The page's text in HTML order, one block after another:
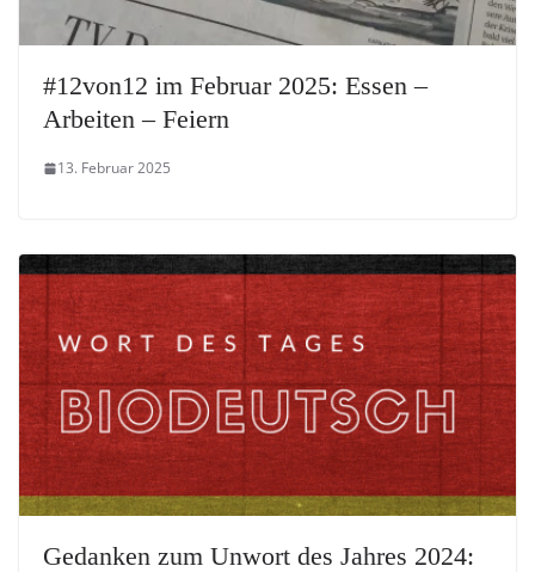
#12von12 im Februar 2025: Essen –
Arbeiten – Feiern
13. Februar 2025
Gedanken zum Unwort des Jahres 2024: